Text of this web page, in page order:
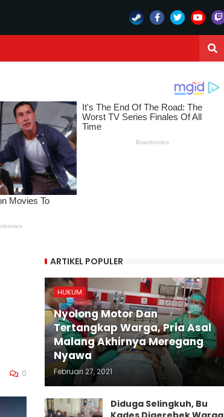
0
ARTIKEL POPULER
HUKUM
Nyolong Motor Dan
Tertangkap Warga, Pria Asal
Malang Akhirnya Meregang
Nyawa
Februari 27, 2021
Diduga Selingkuh, Bu